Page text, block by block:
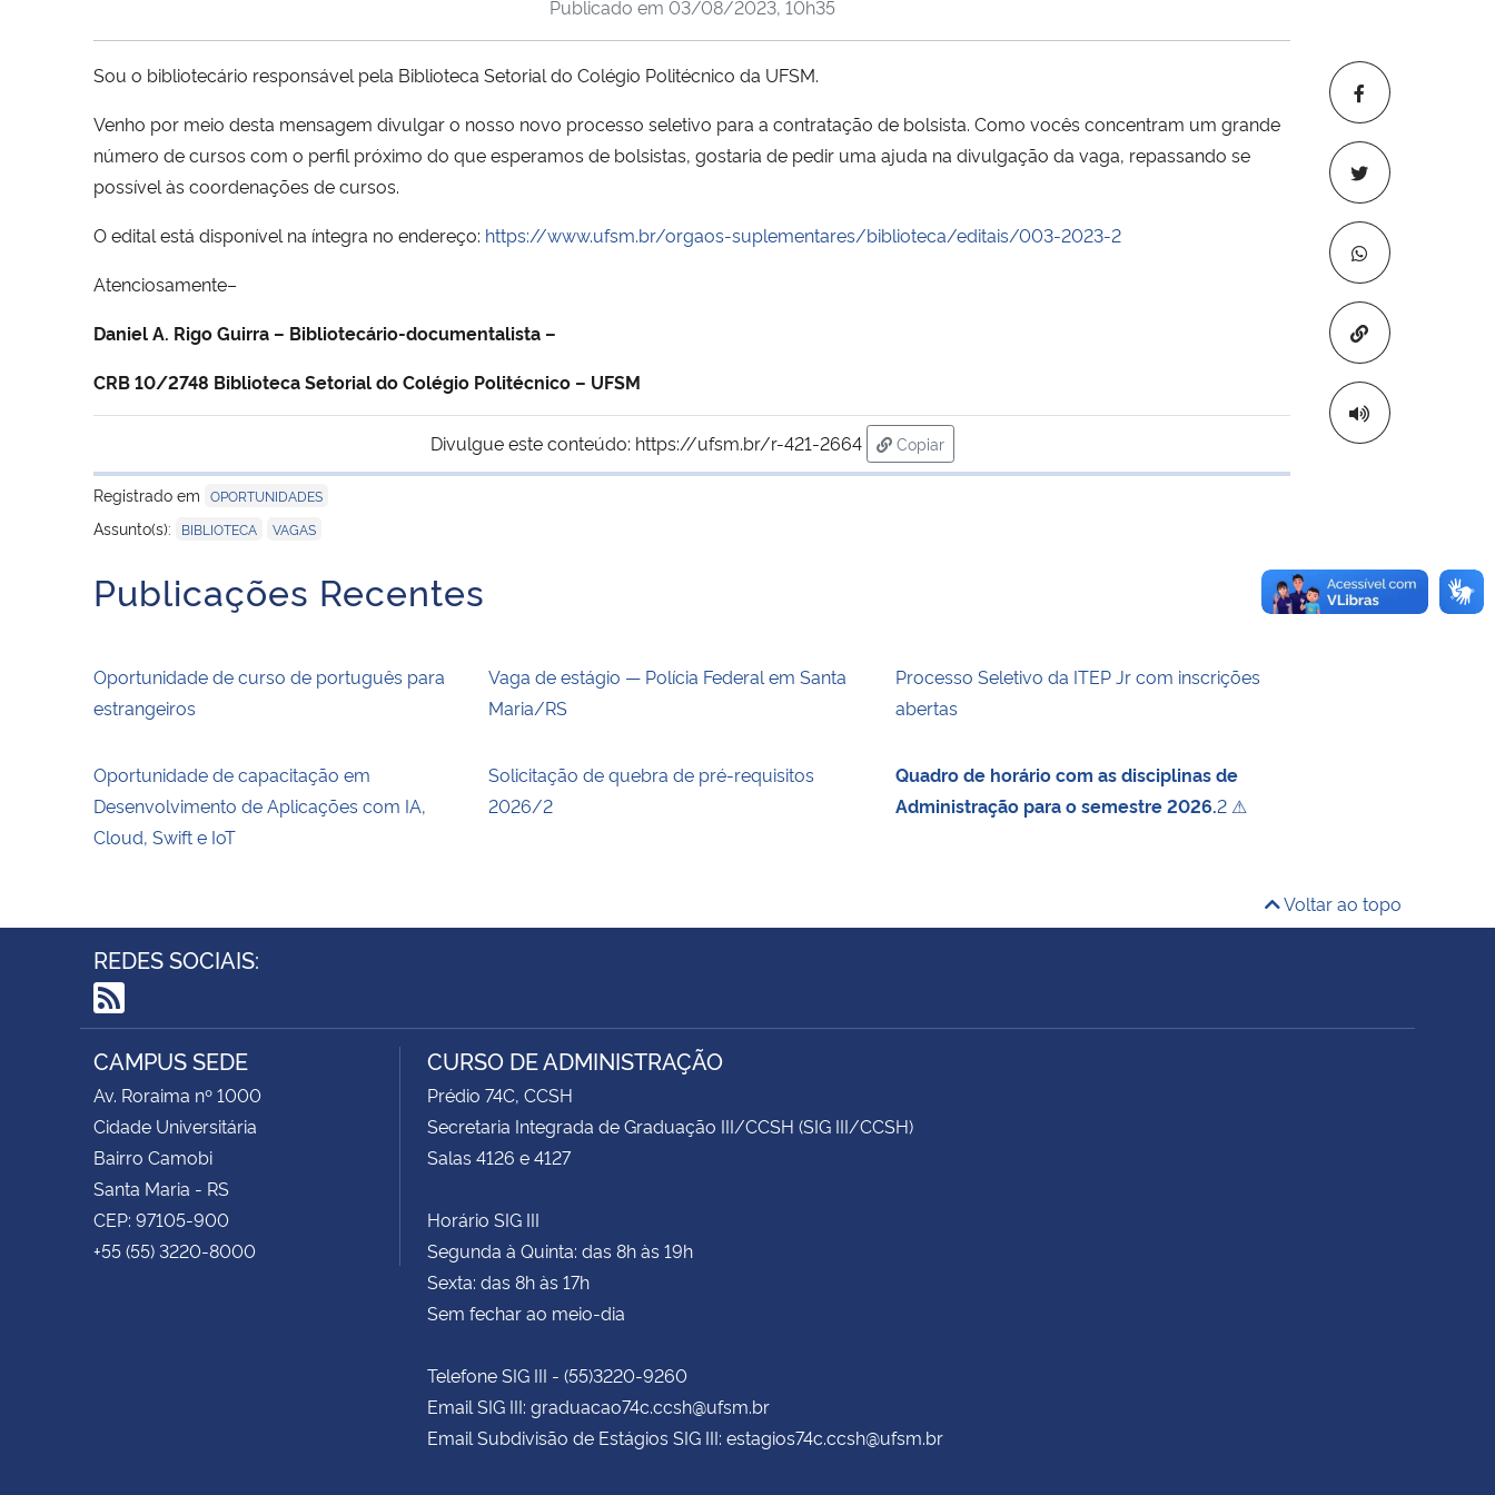
Copiar para
Publicado em 03/08/2023, 10h35
Sou o bibliotecário responsável pela Biblioteca Setorial do Colégio Politécnico da UFSM.
Venho por meio desta mensagem divulgar o nosso novo processo seletivo para a contratação de bolsista. Como vocês concentram um grande
número de cursos com o perfil próximo do que esperamos de bolsistas, gostaria de pedir uma ajuda na divulgação da vaga, repassando se
possível às coordenações de cursos.
O edital está disponível na íntegra no endereço: https://www.ufsm.br/orgaos-suplementares/biblioteca/editais/003-2023-2
Atenciosamente–
Daniel A. Rigo Guirra – Bibliotecário-documentalista –
CRB 10/2748 Biblioteca Setorial do Colégio Politécnico – UFSM
Divulgue este conteúdo: https://ufsm.br/r-421-2664
Copiar
para área de transferência
Registrado em OPORTUNIDADES
Assunto(s): BIBLIOTECA VAGAS
Publicações Recentes
Oportunidade de curso de português para
estrangeiros
Vaga de estágio — Polícia Federal em Santa
Maria/RS
Processo Seletivo da ITEP Jr com inscrições
abertas
Oportunidade de capacitação em
Desenvolvimento de Aplicações com IA,
Cloud, Swift e IoT
Solicitação de quebra de pré-requisitos
2026/2
Quadro de horário com as disciplinas de
Administração para o semestre 2026.2 ⚠
Voltar ao topo
REDES SOCIAIS:
RSS
CAMPUS SEDE
Av. Roraima nº 1000
Cidade Universitária
Bairro Camobi
Santa Maria - RS
CEP: 97105-900
+55 (55) 3220-8000
CURSO DE ADMINISTRAÇÃO
Prédio 74C, CCSH
Secretaria Integrada de Graduação III/CCSH (SIG III/CCSH)
Salas 4126 e 4127
Horário SIG III
Segunda à Quinta: das 8h às 19h
Sexta: das 8h às 17h
Sem fechar ao meio-dia
Telefone SIG III - (55)3220-9260
Email SIG III: graduacao74c.ccsh@ufsm.br
Email Subdivisão de Estágios SIG III: estagios74c.ccsh@ufsm.br